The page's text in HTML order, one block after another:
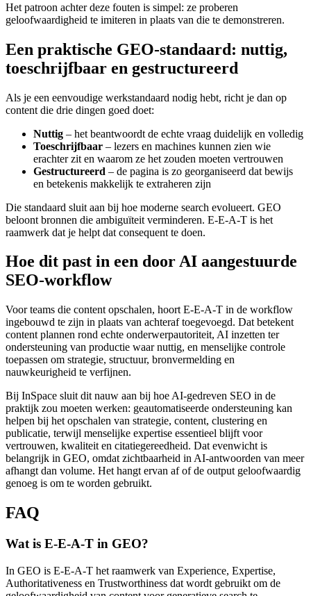
Het patroon achter deze fouten is simpel: ze proberen
geloofwaardigheid te imiteren in plaats van die te demonstreren.
Een praktische GEO-standaard: nuttig,
toeschrijfbaar en gestructureerd
Als je een eenvoudige werkstandaard nodig hebt, richt je dan op
content die drie dingen goed doet:
Nuttig – het beantwoordt de echte vraag duidelijk en volledig
Toeschrijfbaar – lezers en machines kunnen zien wie
erachter zit en waarom ze het zouden moeten vertrouwen
Gestructureerd – de pagina is zo georganiseerd dat bewijs
en betekenis makkelijk te extraheren zijn
Die standaard sluit aan bij hoe moderne search evolueert. GEO
beloont bronnen die ambiguïteit verminderen. E-E-A-T is het
raamwerk dat je helpt dat consequent te doen.
Hoe dit past in een door AI aangestuurde
SEO-workflow
Voor teams die content opschalen, hoort E-E-A-T in de workflow
ingebouwd te zijn in plaats van achteraf toegevoegd. Dat betekent
content plannen rond echte onderwerpautoriteit, AI inzetten ter
ondersteuning van productie waar nuttig, en menselijke controle
toepassen om strategie, structuur, bronvermelding en
nauwkeurigheid te verfijnen.
Bij InSpace sluit dit nauw aan bij hoe AI-gedreven SEO in de
praktijk zou moeten werken: geautomatiseerde ondersteuning kan
helpen bij het opschalen van strategie, content, clustering en
publicatie, terwijl menselijke expertise essentieel blijft voor
vertrouwen, kwaliteit en citatiegereedheid. Dat evenwicht is
belangrijk in GEO, omdat zichtbaarheid in AI-antwoorden van meer
afhangt dan volume. Het hangt ervan af of de output geloofwaardig
genoeg is om te worden gebruikt.
FAQ
Wat is E-E-A-T in GEO?
In GEO is E-E-A-T het raamwerk van Experience, Expertise,
Authoritativeness en Trustworthiness dat wordt gebruikt om de